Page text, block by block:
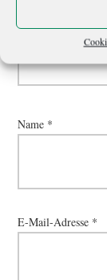
Name *
E-Mail-Adresse *